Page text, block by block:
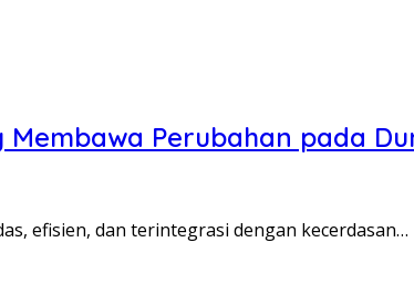
Perubahan pada
efisien, dan terintegrasi dengan kecerdasan…